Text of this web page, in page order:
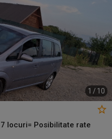
1 / 10
7 locuri= Posibilitate rate